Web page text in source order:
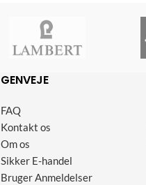
GENVEJE
FAQ
Kontakt os
Om os
Sikker E-handel
Bruger Anmeldelser